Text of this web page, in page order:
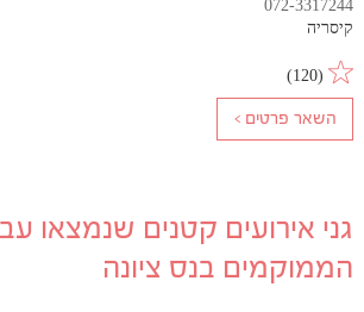
072-3317244
קיסריה
(
120
)
גני אירועים קטנים שנמצאו
הממוקמים בנס ציונה